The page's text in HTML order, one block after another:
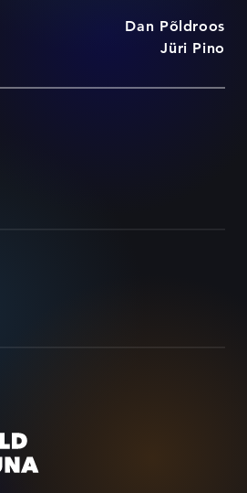
Dan Põldroos
Jüri Pino